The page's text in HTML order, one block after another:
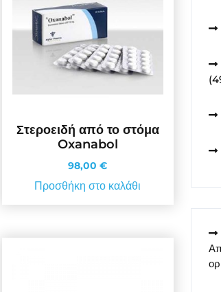
Στεροειδή από το στόμα
Oxanabol
98,00€
Προσθήκη στο καλάθι